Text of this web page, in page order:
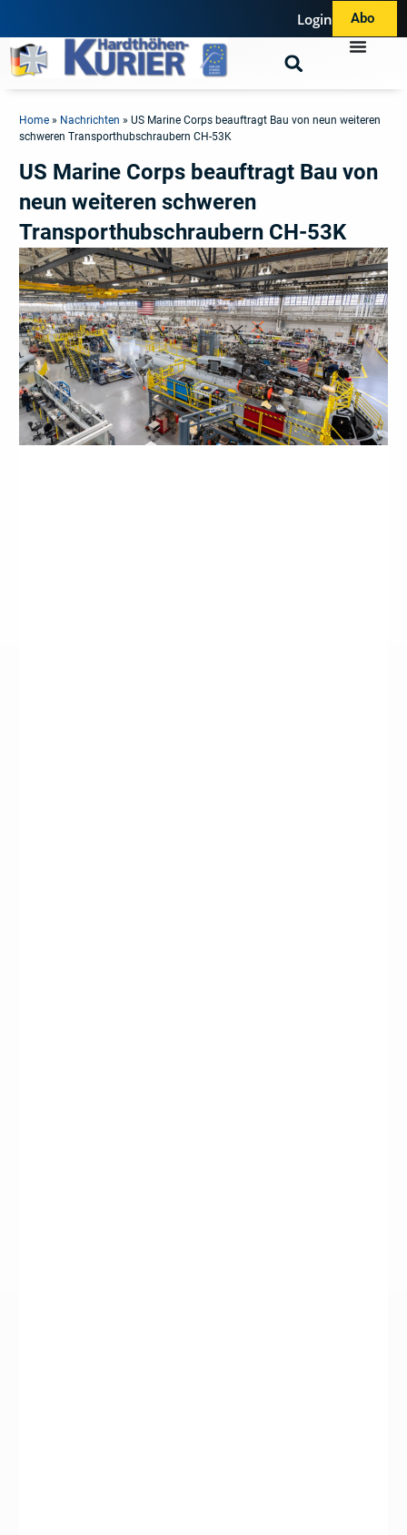
Login Abo
Home » Nachrichten »US Marine Corps beauftragt Bau von neun weiteren
schweren Transporthubschraubern CH-53K
US Marine Corps beauftragt Bau von
neun weiteren schweren
Transporthubschraubern CH-53K